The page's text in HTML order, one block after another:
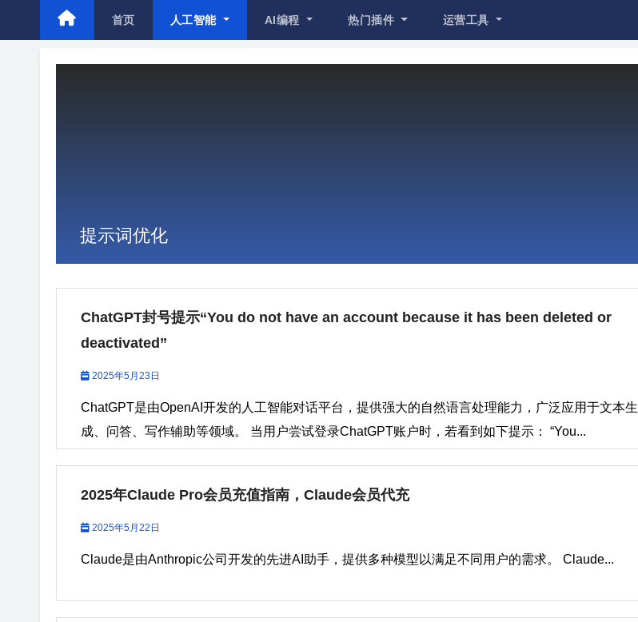
首页 人工智能 AI编程 热门插件 运营工具
提示词优化
ChatGPT封号提示“You do not have an account because it has been deleted or
deactivated”
2025年5月23日
ChatGPT是由OpenAI开发的人工智能对话平台，提供强大的自然语言处理能力，广泛应用于文本生
成、问答、写作辅助等领域。 当用户尝试登录ChatGPT账户时，若看到如下提示： “You...
2025年Claude Pro会员充值指南，Claude会员代充
2025年5月22日
Claude是由Anthropic公司开发的先进AI助手，提供多种模型以满足不同用户的需求。 Claude...